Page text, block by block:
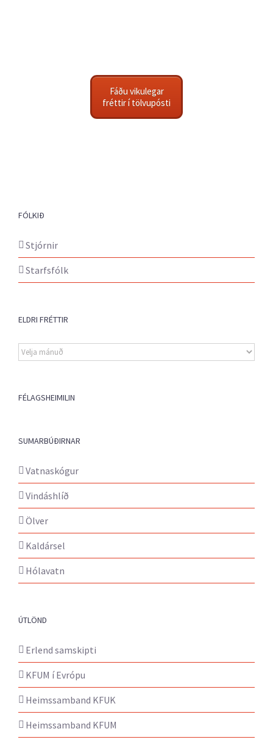
Fáðu vikulegar
fréttir í tölvupósti
FÓLKIÐ
Stjórnir
Starfsfólk
ELDRI FRÉTTIR
Eldri
fréttir
FÉLAGSHEIMILIN
SUMARBÚÐIRNAR
Vatnaskógur
Vindáshlíð
Ölver
Kaldársel
Hólavatn
ÚTLÖND
Erlend samskipti
KFUM í Evrópu
Heimssamband KFUK
Heimssamband KFUM